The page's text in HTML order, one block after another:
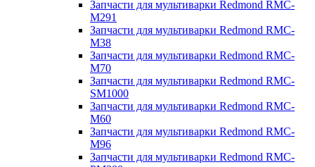
Запчасти для мультиварки Redmond RMC-
M291
Запчасти для мультиварки Redmond RMC-
M38
Запчасти для мультиварки Redmond RMC-
M70
Запчасти для мультиварки Redmond RMC-
SM1000
Запчасти для мультиварки Redmond RMC-
M60
Запчасти для мультиварки Redmond RMC-
M96
Запчасти для мультиварки Redmond RMC-